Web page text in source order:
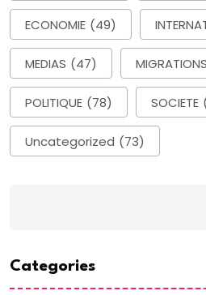
ECONOMIE (49)
MEDIAS (47) MIGRATIONS
POLITIQUE (78) SOCIETE
Uncategorized (73)
Categories